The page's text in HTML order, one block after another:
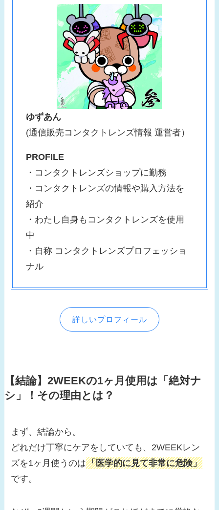
ゆずあん
(通信販売コンタクトレンズ情報 運営者）
PROFILE
・コンタクトレンズショップに勤務
・コンタクトレンズの情報や購入方法を
紹介
・わたし自身もコンタクトレンズを使用
中
・自称 コンタクトレンズプロフェッショ
ナル
詳しいプロフィール
【結論】2WEEKの1ヶ月使用は「絶対ナ
シ」！その理由とは？
まず、結論から。
どれだけ丁寧にケアをしていても、2WEEKレン
ズを1ヶ月使うのは「医学的に見て非常に危険」
です。